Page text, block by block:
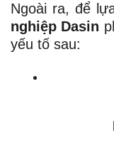
Ngoài ra, để
nghiệp Dasin
yếu tố sau: